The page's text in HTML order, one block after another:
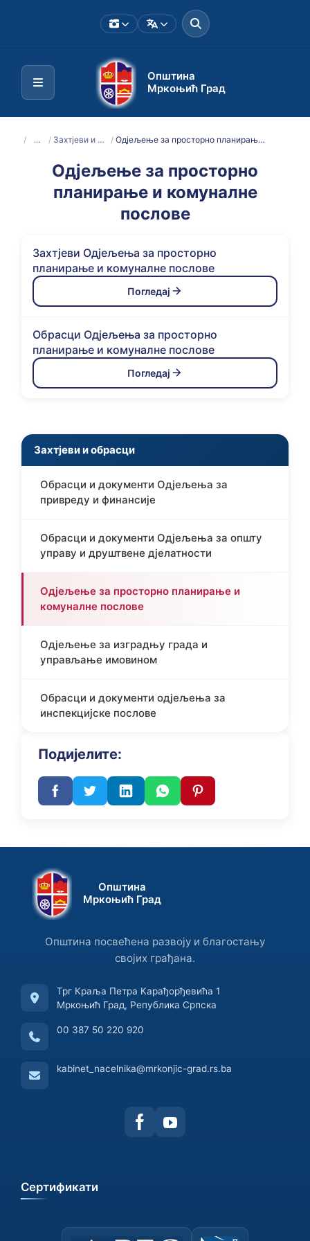
Општина
Мркоњић Град
/ ... / Захтјеви и обрасци / Одјељење за просторно планирање и комуналне послове
Одјељење за просторно
планирање и комуналне
послове
Захтјеви Одјељења за просторно
планирање и комуналне послове
Погледај
Обрасци Одјељења за просторно
планирање и комуналне послове
Погледај
Захтјеви и обрасци
Обрасци и документи Одјељењa за
привреду и финансије
Обрасци и документи Одјељења за општу
управу и друштвене дјелатности
Одјељење за просторно планирање и
комуналне послове
Одјељење за изградњу града и
управљање имовином
Обрасци и документи oдјељењa за
инспекцијске послове
Подијелите:
Општина
Мркоњић Град
Општина посвећена развоју и благостању
својих грађана.
Трг Краља Петра Карађорђевића 1
Мркоњић Град, Република Српска
00 387 50 220 920
kabinet_nacelnika@mrkonjic-grad.rs.ba
Сертификати